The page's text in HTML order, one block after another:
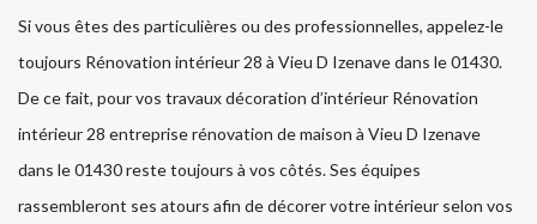
Si vous êtes des particulières ou des professionnelles, appelez-le
toujours Rénovation intérieur 28 à Vieu D Izenave dans le 01430.
De ce fait, pour vos travaux décoration d’intérieur Rénovation
intérieur 28 entreprise rénovation de maison à Vieu D Izenave
dans le 01430 reste toujours à vos côtés. Ses équipes
rassembleront ses atours afin de décorer votre intérieur selon vos